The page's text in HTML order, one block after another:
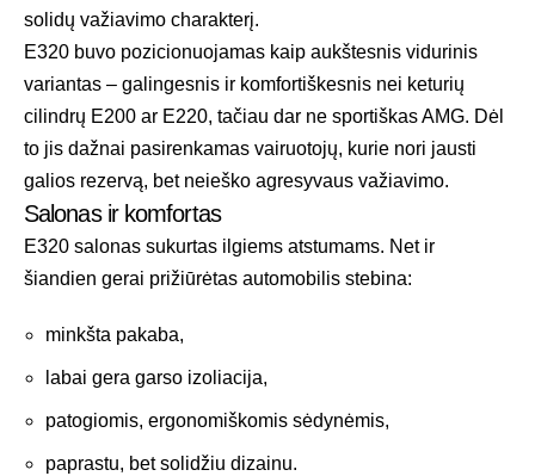
solidų važiavimo charakterį.
E320 buvo pozicionuojamas kaip aukštesnis vidurinis
variantas – galingesnis ir komfortiškesnis nei keturių
cilindrų E200 ar E220, tačiau dar ne sportiškas AMG. Dėl
to jis dažnai pasirenkamas vairuotojų, kurie nori jausti
galios rezervą, bet neieško agresyvaus važiavimo.
Salonas ir komfortas
E320 salonas sukurtas ilgiems atstumams. Net ir
šiandien gerai prižiūrėtas automobilis stebina:
minkšta pakaba,
labai gera garso izoliacija,
patogiomis, ergonomiškomis sėdynėmis,
paprastu, bet solidžiu dizainu.